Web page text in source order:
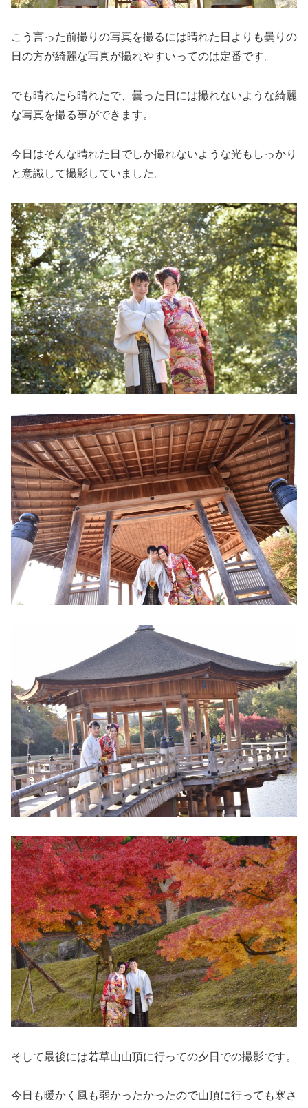
こう言った前撮りの写真を撮るには晴れた日よりも曇りの
日の方が綺麗な写真が撮れやすいってのは定番です。
でも晴れたら晴れたで、曇った日には撮れないような綺麗
な写真を撮る事ができます。
今日はそんな晴れた日でしか撮れないような光もしっかり
と意識して撮影していました。
そして最後には若草山山頂に行っての夕日での撮影です。
今日も暖かく風も弱かったかったので山頂に行っても寒さ